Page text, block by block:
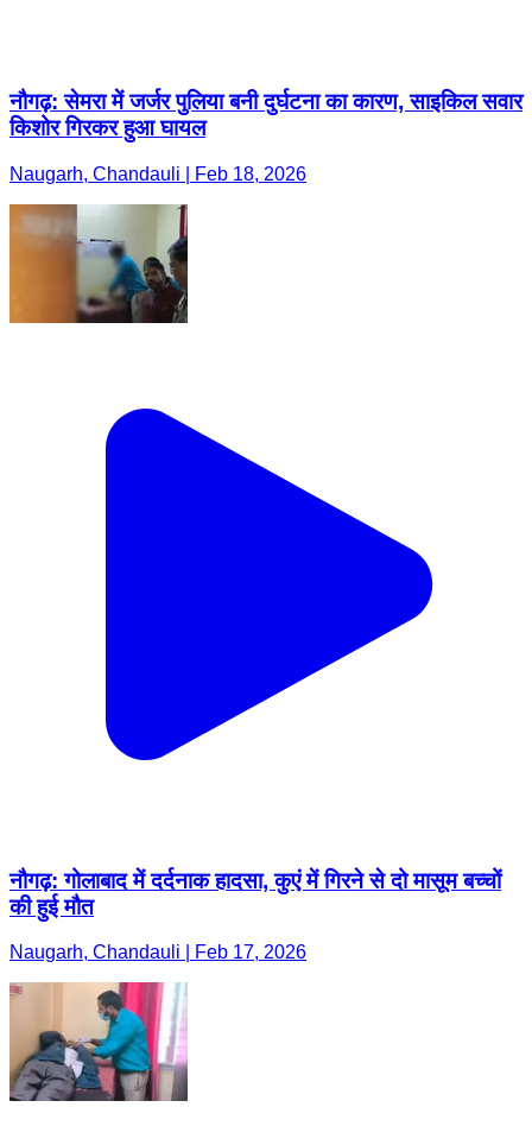
नौगढ़: सेमरा में जर्जर पुलिया बनी दुर्घटना का कारण, साइकिल सवार
किशोर गिरकर हुआ घायल
Naugarh, Chandauli | Feb 18, 2026
नौगढ़: गोलाबाद में दर्दनाक हादसा, कुएं में गिरने से दो मासूम बच्चों
की हुई मौत
Naugarh, Chandauli | Feb 17, 2026